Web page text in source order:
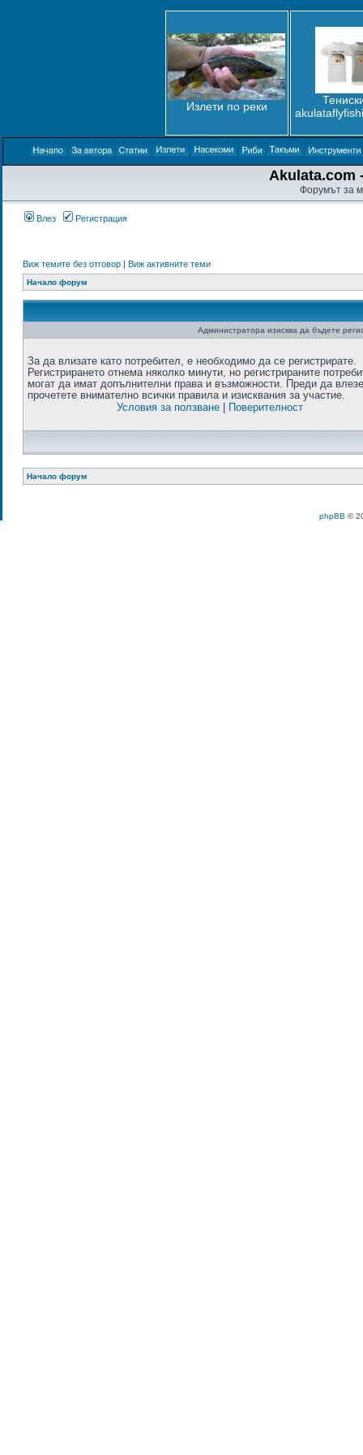
Излети по реки
Akulata.com
Форумът за
Влез Регистрация
Виж темите без отговор| Виж активните теми
Начало форум
Администратора изисква да бъдете
За да влизате като потребител, е необходимо да се регистрирате.
Регистрирането отнема няколко минути, но регистрираните
могат да имат допълнителни права и възможности. Преди да
прочетете внимателно всички правила и изисквания за участие.
Условия за ползване
Поверителност
Начало форум
phpBB ©